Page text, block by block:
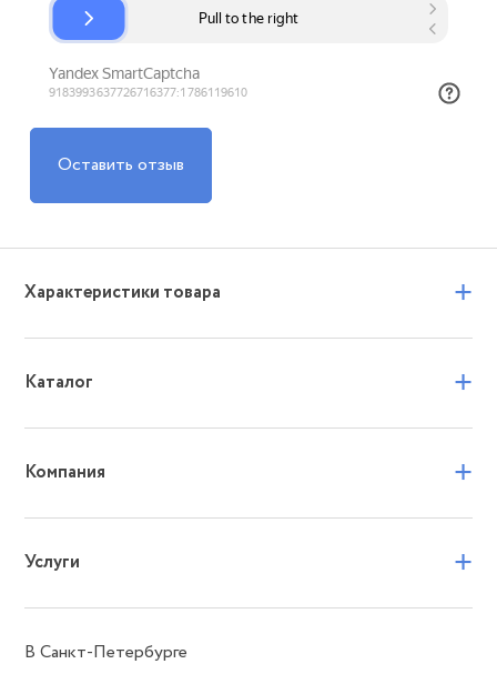
Оставить отзыв
Характеристики товара +
Каталог +
Компания +
Услуги +
В Санкт-Петербурге